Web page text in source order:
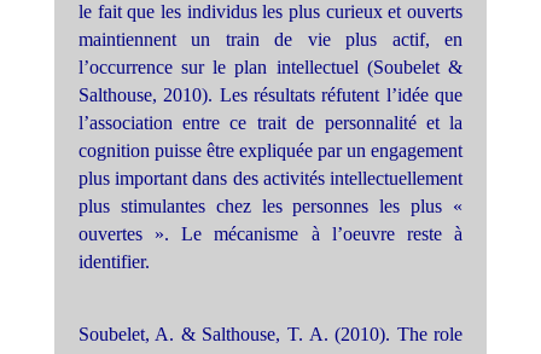
le fait que les individus les plus curieux et ouverts
maintiennent un train de vie plus actif, en
l’occurrence sur le plan intellectuel (Soubelet &
Salthouse, 2010). Les résultats réfutent l’idée que
l’association entre ce trait de personnalité et la
cognition puisse être expliquée par un engagement
plus important dans des activités intellectuellement
plus stimulantes chez les personnes les plus «
ouvertes ». Le mécanisme à l’oeuvre reste à
identifier.
Soubelet, A. & Salthouse, T. A. (2010). The role